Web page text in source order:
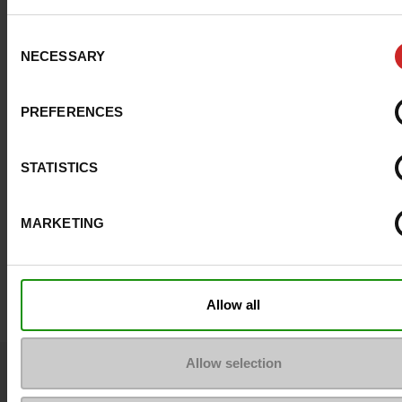
Selection
NECESSARY
PREFERENCES
STATISTICS
MARKETING
Allow all
Allow selection
SIL BEST
10€